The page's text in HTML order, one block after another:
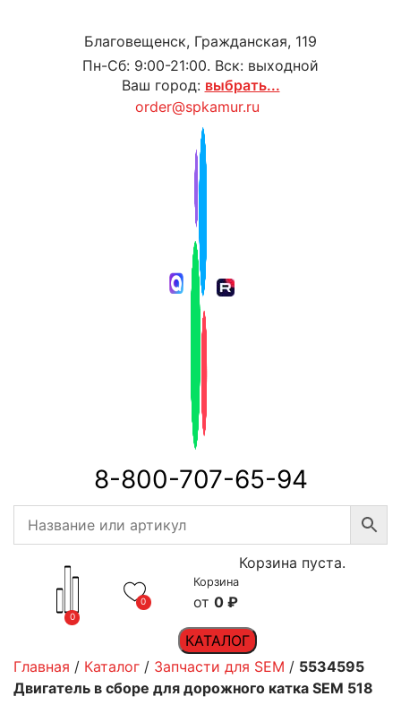
Благовещенск, Гражданская, 119
Пн-Сб: 9:00-21:00. Вск: выходной
Ваш город: выбрать...
order@spkamur.ru
8-800-707-65-94
0
0
Корзина
0 ₽
Корзина пуста.
КАТАЛОГ
Главная / Каталог / Запчасти для SEM / 5534595
Двигатель в сборе для дорожного катка SEM 518